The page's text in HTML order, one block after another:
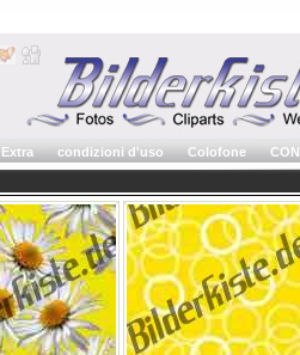
Extra condizioni d'uso Colofone CON